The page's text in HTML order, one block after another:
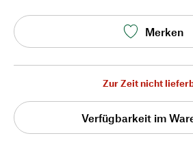
Merken
Zur Zeit nicht
Verfügbarkeit im